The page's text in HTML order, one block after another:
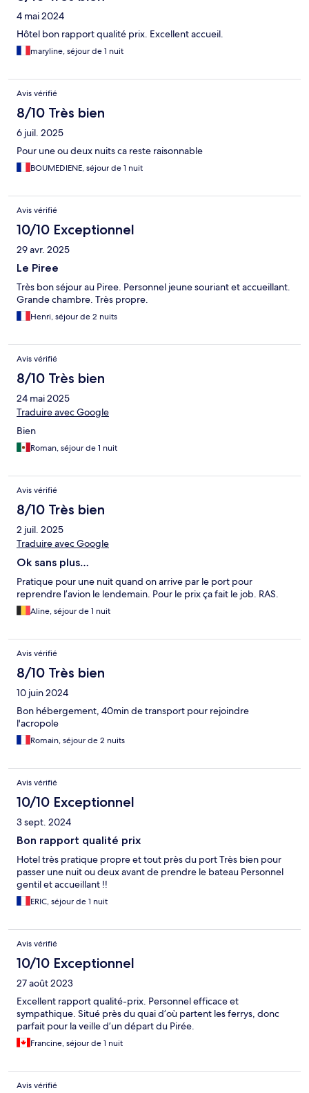
4 mai 2024
Hôtel bon rapport qualité prix. Excellent accueil.
maryline, séjour de 1 nuit
Avis vérifié
8/10 Très bien
6 juil. 2025
Pour une ou deux nuits ca reste raisonnable
BOUMEDIENE, séjour de 1 nuit
Avis vérifié
10/10 Exceptionnel
29 avr. 2025
Le Piree
Très bon séjour au Piree. Personnel jeune souriant et accueillant.
Grande chambre. Très propre.
Henri, séjour de 2 nuits
Avis vérifié
8/10 Très bien
24 mai 2025
Traduire avec Google
Bien
Roman, séjour de 1 nuit
Avis vérifié
8/10 Très bien
2 juil. 2025
Traduire avec Google
Ok sans plus…
Pratique pour une nuit quand on arrive par le port pour
reprendre l’avion le lendemain. Pour le prix ça fait le job. RAS.
Aline, séjour de 1 nuit
Avis vérifié
8/10 Très bien
10 juin 2024
Bon hébergement, 40min de transport pour rejoindre
l'acropole
Romain, séjour de 2 nuits
Avis vérifié
10/10 Exceptionnel
3 sept. 2024
Bon rapport qualité prix
Hotel très pratique propre et tout près du port Très bien pour
passer une nuit ou deux avant de prendre le bateau Personnel
gentil et accueillant !!
ERIC, séjour de 1 nuit
Avis vérifié
10/10 Exceptionnel
27 août 2023
Excellent rapport qualité-prix. Personnel efficace et
sympathique. Situé près du quai d’où partent les ferrys, donc
parfait pour la veille d’un départ du Pirée.
Francine, séjour de 1 nuit
Avis vérifié